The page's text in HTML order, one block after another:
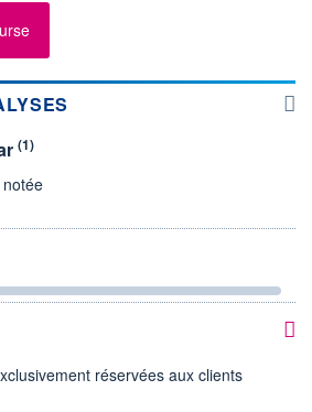
(1)
réservées aux clients